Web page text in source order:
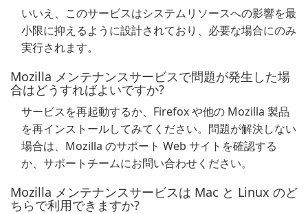
いいえ、このサービスはシステムリソースへの影響を最
小限に抑えるように設計されており、必要な場合にのみ
実行されます。
Mozilla メンテナンスサービスで問題が発生した場
合はどうすればよいですか?
サービスを再起動するか、Firefox や他の Mozilla 製品
を再インストールしてみてください。問題が解決しない
場合は、Mozilla のサポート Web サイトを確認する
か、サポートチームにお問い合わせください。
Mozilla メンテナンスサービスは Mac と Linux のど
ちらで利用できますか?